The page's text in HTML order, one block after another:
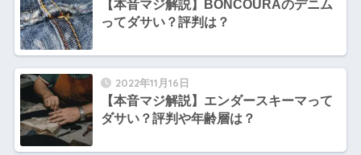
【本音マジ解説】BONCOURAのデニム
ってダサい？評判は？
2022年11月16日
【本音マジ解説】エンダースキーマって
ダサい？評判や年齢層は？